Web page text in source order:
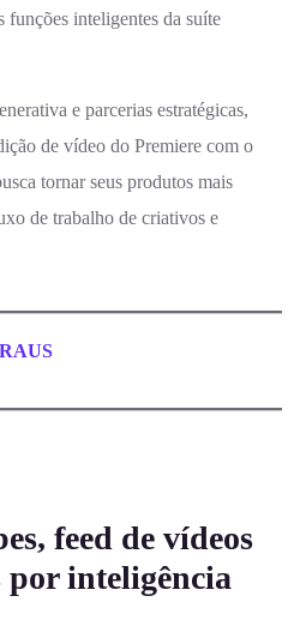
funções inteligentes da suíte
e parcerias estratégicas,
de vídeo do Premiere com o
tornar seus produtos mais
de trabalho de criativos e
feed de vídeos
por inteligência